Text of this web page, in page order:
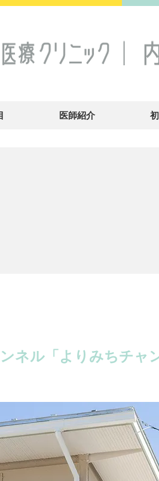
医師紹介
ネル「よりみちチャ